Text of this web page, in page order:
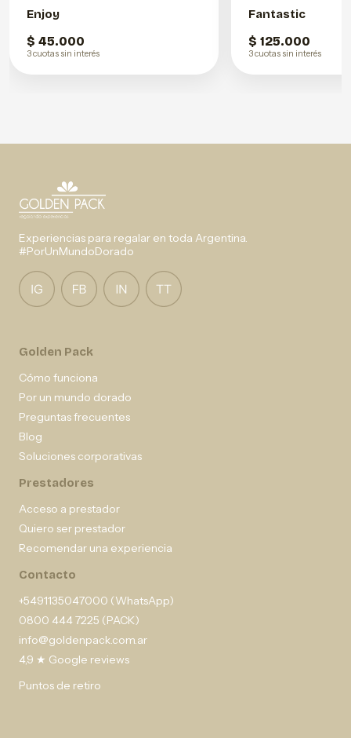
Enjoy
$ 45.000
3 cuotas sin interés
Fantastic
$ 125.000
3 cuotas sin interés
Experiencias para regalar en toda Argentina.
#PorUnMundoDorado
Golden Pack
Cómo funciona
Por un mundo dorado
Preguntas frecuentes
Blog
Soluciones corporativas
Prestadores
Acceso a prestador
Quiero ser prestador
Recomendar una experiencia
Contacto
+5491135047000 (WhatsApp)
0800 444 7225 (PACK)
info@goldenpack.com.ar
4,9 ★ Google reviews
Puntos de retiro